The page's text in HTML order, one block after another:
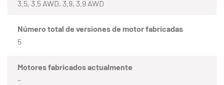
3.5, 3.5 AWD, 3.9, 3.9 AWD
Número total de versiones de motor fabricadas
5
Motores fabricados actualmente
–